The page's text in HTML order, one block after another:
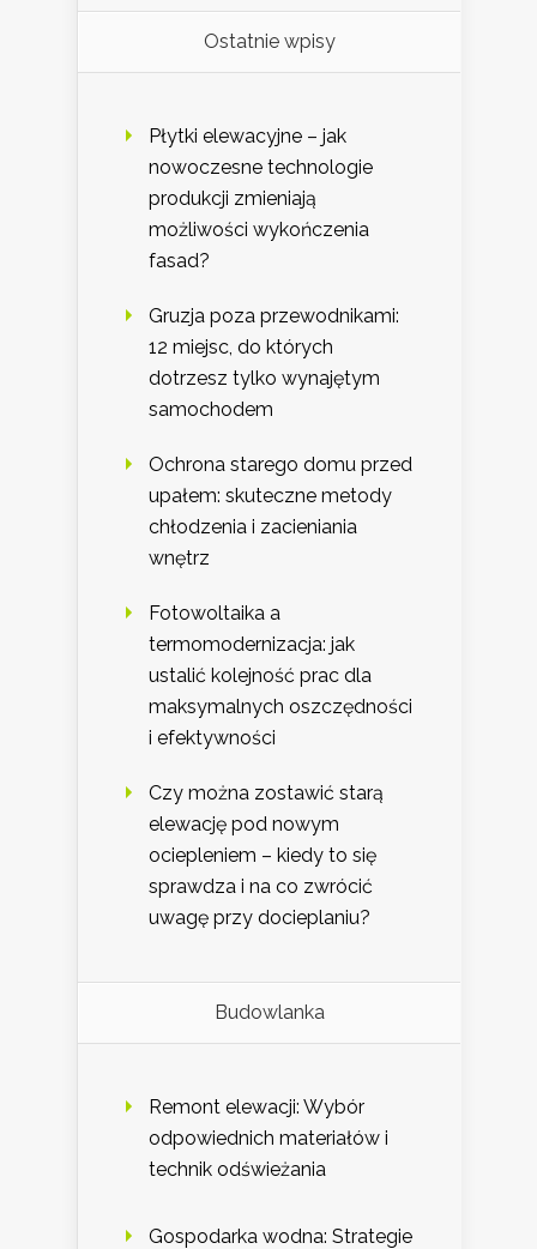
Ostatnie wpisy
Płytki elewacyjne – jak
nowoczesne technologie
produkcji zmieniają
możliwości wykończenia
fasad?
Gruzja poza przewodnikami:
12 miejsc, do których
dotrzesz tylko wynajętym
samochodem
Ochrona starego domu przed
upałem: skuteczne metody
chłodzenia i zacieniania
wnętrz
Fotowoltaika a
termomodernizacja: jak
ustalić kolejność prac dla
maksymalnych oszczędności
i efektywności
Czy można zostawić starą
elewację pod nowym
ociepleniem – kiedy to się
sprawdza i na co zwrócić
uwagę przy docieplaniu?
Budowlanka
Remont elewacji: Wybór
odpowiednich materiałów i
technik odświeżania
Gospodarka wodna: Strategie